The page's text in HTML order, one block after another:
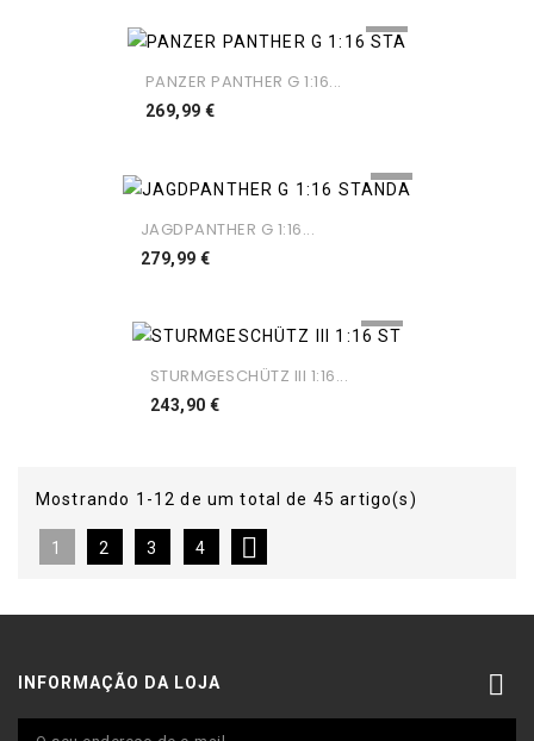
PANZER PANTHER G 1:16...
269,99 €Preço
JAGDPANTHER G 1:16...
279,99 €Preço
STURMGESCHÜTZ III 1:16...
243,90 €Preço
Mostrando 1-12 de um total de 45 artigo(s)
1 2 3 4 
INFORMAÇÃO DA LOJA 